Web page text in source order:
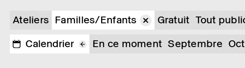
Ateliers Familles/Enfants Gratuit Tout
Calendrier
En ce moment Septembre